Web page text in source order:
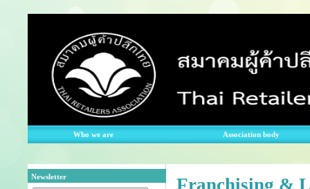
Who we are Association body
Newsletter Franchising &